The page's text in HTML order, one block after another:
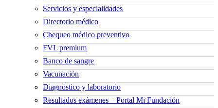
Servicios y especialidades
Directorio médico
Chequeo médico preventivo
FVL premium
Banco de sangre
Vacunación
Diagnóstico y laboratorio
Resultados exámenes – Portal Mi Fundación